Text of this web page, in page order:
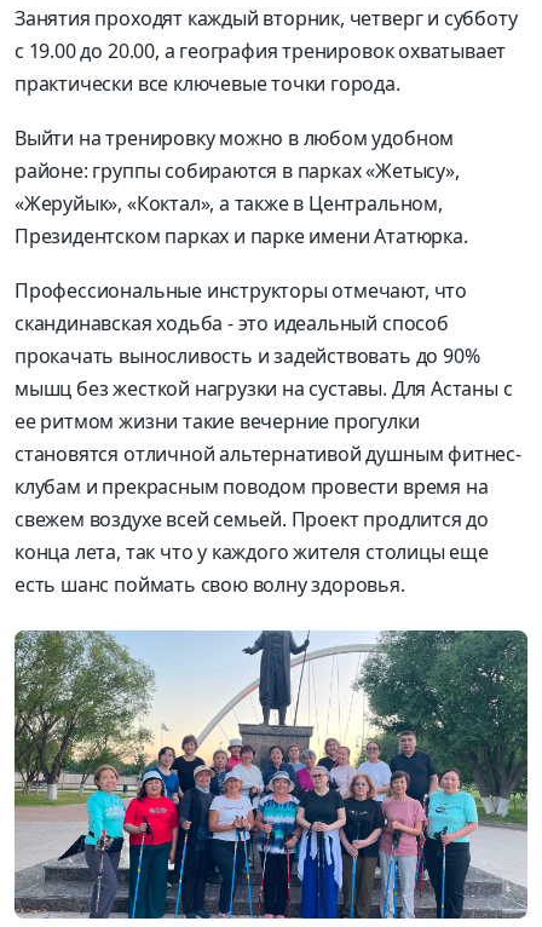
Занятия проходят каждый вторник, четверг и субботу
с 19.00 до 20.00, а география тренировок охватывает
практически все ключевые точки города.
Выйти на тренировку можно в любом удобном
районе: группы собираются в парках «Жетысу»,
«Жеруйык», «Коктал», а также в Центральном,
Президентском парках и парке имени Ататюрка.
Профессиональные инструкторы отмечают, что
скандинавская ходьба - это идеальный способ
прокачать выносливость и задействовать до 90%
мышц без жесткой нагрузки на суставы. Для Астаны с
ее ритмом жизни такие вечерние прогулки
становятся отличной альтернативой душным фитнес-
клубам и прекрасным поводом провести время на
свежем воздухе всей семьей. Проект продлится до
конца лета, так что у каждого жителя столицы еще
есть шанс поймать свою волну здоровья.